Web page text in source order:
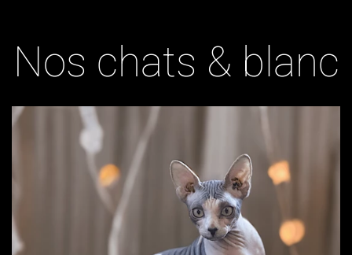
Nos chats & blanc